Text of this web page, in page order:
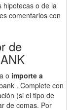
hipotecas o de la
comentarios con
de
o importe a
. Complete con
(si el tipo de
de comas. Por